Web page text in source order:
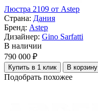
Люстра 2109 от Astep
Страна: Дания
Бренд: Astep
Дизайнер: Gino Sarfatti
В наличии
790 000 ₽
Купить в 1 клик В корзину
Подобрать похожее